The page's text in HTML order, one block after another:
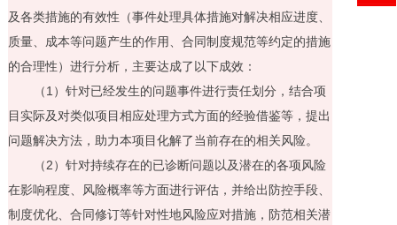
及各类措施的有效性（事件处理具体措施对解决相应进度、
质量、成本等问题产生的作用、合同制度规范等约定的措施
的合理性）进行分析，主要达成了以下成效：
（1 ）针对已经发生的问题事件进行责任划分，结合项
目实际及对类似项目相应处理方式方面的经验借鉴等，提出
问题解决方法，助力本项目化解了当前存在的相关风险。
（2）针对持续存在的已诊断问题以及潜在的各项风险
在影响程度、风险概率等方面进行评估，并给出防控手段、
制度优化、合同修订等针对性地风险应对措施，防范相关潜